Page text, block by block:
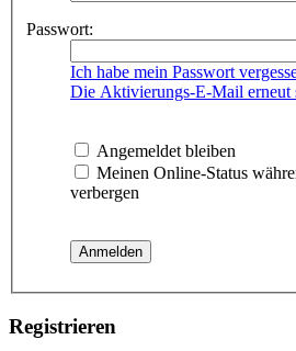
Passwort:
Ich habe mein Passwort
Die Aktivierungs-E-Mail erneut
Angemeldet bleiben
Meinen Online-Status
verbergen
Registrieren